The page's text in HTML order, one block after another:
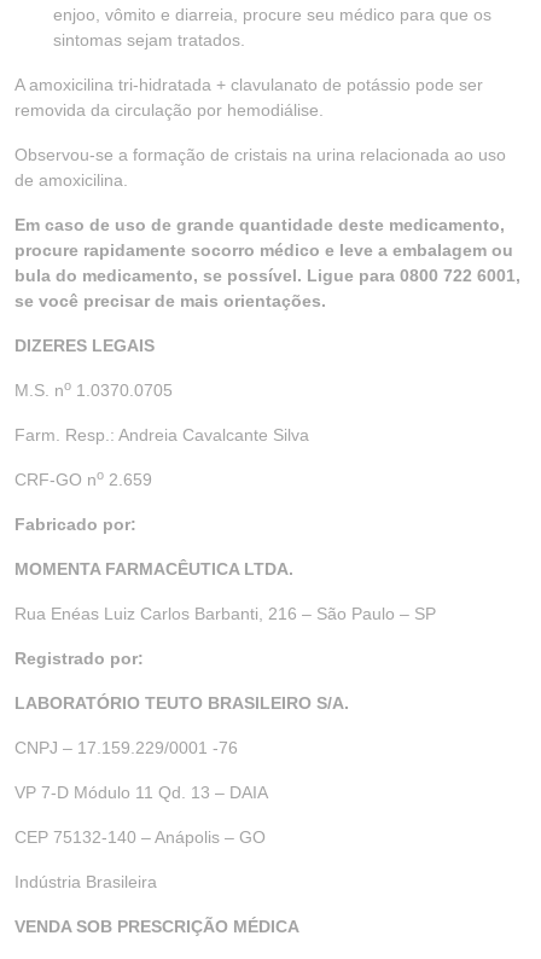
enjoo, vômito e diarreia, procure seu médico para que os
sintomas sejam tratados.
A amoxicilina tri-hidratada + clavulanato de potássio pode ser
removida da circulação por hemodiálise.
Observou-se a formação de cristais na urina relacionada ao uso
de amoxicilina.
Em caso de uso de grande quantidade deste medicamento,
procure rapidamente socorro médico e leve a embalagem ou
bula do medicamento, se possível. Ligue para 0800 722 6001,
se você precisar de mais orientações.
DIZERES LEGAIS
M.S. no 1.0370.0705
Farm. Resp.: Andreia Cavalcante Silva
CRF-GO no 2.659
Fabricado por:
MOMENTA FARMACÊUTICA LTDA.
Rua Enéas Luiz Carlos Barbanti, 216 – São Paulo – SP
Registrado por:
LABORATÓRIO TEUTO BRASILEIRO S/A.
CNPJ – 17.159.229/0001 -76
VP 7-D Módulo 11 Qd. 13 – DAIA
CEP 75132-140 – Anápolis – GO
Indústria Brasileira
VENDA SOB PRESCRIÇÃO MÉDICA